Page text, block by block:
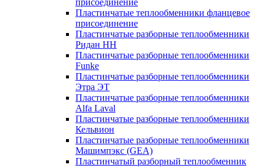
присоединение
Пластинчатые теплообменники фланцевое
присоединение
Пластинчатые разборные теплообменники
Ридан НН
Пластинчатые разборные теплообменники
Funke
Пластинчатые разборные теплообменники
Этра ЭТ
Пластинчатые разборные теплообменники
Alfa Laval
Пластинчатые разборные теплообменники
Кельвион
Пластинчатые разборные теплообменники
Машимпэкс (GEA)
Пластинчатый разборный теплообменник